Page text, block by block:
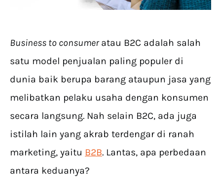
Business to consumer atau B2C adalah salah
satu model penjualan paling populer di
dunia baik berupa barang ataupun jasa yang
melibatkan pelaku usaha dengan konsumen
secara langsung. Nah selain B2C, ada juga
istilah lain yang akrab terdengar di ranah
marketing, yaitu B2B. Lantas, apa perbedaan
antara keduanya?